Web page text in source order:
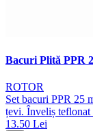
Bacuri Plită PPR
ROTOR
Set bacuri PPR 25
țevi. Înveliș teflonat
13.50 Lei